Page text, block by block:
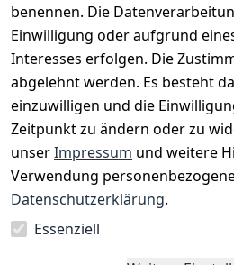
benennen. Die
Einwilligung oder aufgrund
Interesses erfolgen. Die
abgelehnt werden. Es besteht
einzuwilligen und die
Zeitpunkt zu ändern oder zu
unserImpressum und weitere
Verwendung
Datenschutzerklärung.
Essenziell
Rechtliches
AGB
Impressum
Datenschutze
rklärung
Barrierefreihe
Services
Kontakt
Registrieren
Katalog
n